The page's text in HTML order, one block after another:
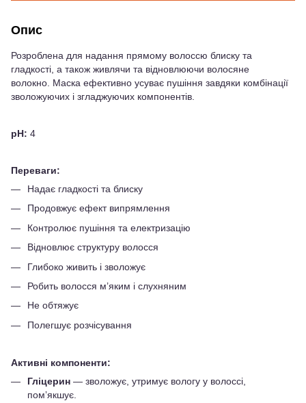
Опис
Розроблена для надання прямому волоссю блиску та
гладкості, а також живлячи та відновлюючи волосяне
волокно. Маска ефективно усуває пушіння завдяки комбінації
зволожуючих і згладжуючих компонентів.
рН: 4
Переваги:
Надає гладкості та блиску
Продовжує ефект випрямлення
Контролює пушіння та електризацію
Відновлює структуру волосся
Глибоко живить і зволожує
Робить волосся м’яким і слухняним
Не обтяжує
Полегшує розчісування
Активні компоненти:
Гліцерин — зволожує, утримує вологу у волоссі,
помʼякшує.